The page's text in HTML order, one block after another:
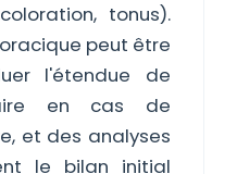
tonus).
peut être
l'étendue de
en cas de
et des analyses
le bilan initial